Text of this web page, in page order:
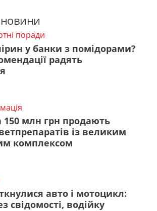
поради
у банки з помідорами?
радять
150 млн грн продають
із великим
комплексом
авто і мотоцикл:
свідомості, водійку